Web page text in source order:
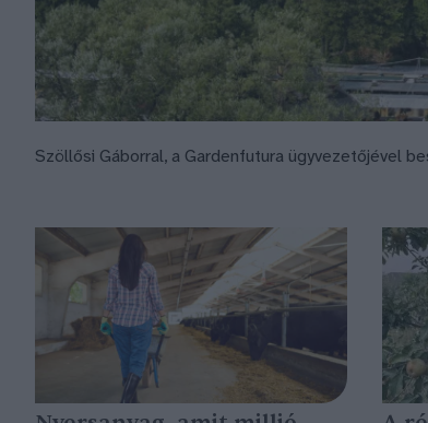
Szöllősi Gáborral, a Gardenfutura ügyvezetőjével